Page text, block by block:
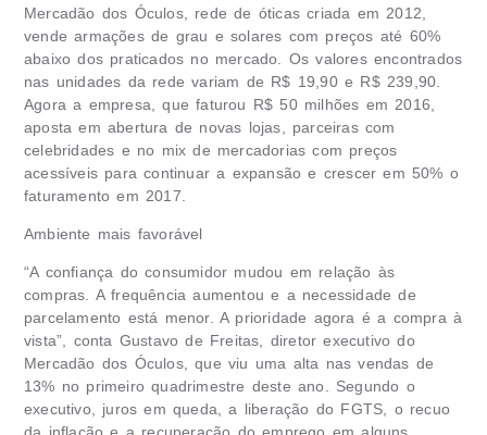
Mercadão dos Óculos, rede de óticas criada em 2012,
vende armações de grau e solares com preços até 60%
abaixo dos praticados no mercado. Os valores encontrados
nas unidades da rede variam de R$ 19,90 e R$ 239,90.
Agora a empresa, que faturou R$ 50 milhões em 2016,
aposta em abertura de novas lojas, parceiras com
celebridades e no mix de mercadorias com preços
acessíveis para continuar a expansão e crescer em 50% o
faturamento em 2017.
Ambiente mais favorável
“A confiança do consumidor mudou em relação às
compras. A frequência aumentou e a necessidade de
parcelamento está menor. A prioridade agora é a compra à
vista”, conta Gustavo de Freitas, diretor executivo do
Mercadão dos Óculos, que viu uma alta nas vendas de
13% no primeiro quadrimestre deste ano. Segundo o
executivo, juros em queda, a liberação do FGTS, o recuo